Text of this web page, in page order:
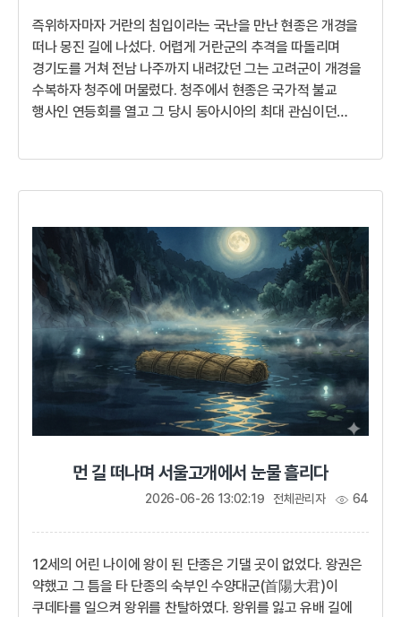
즉위하자마자 거란의 침입이라는 국난을 만난 현종은 개경을
떠나 몽진 길에 나섰다. 어렵게 거란군의 추격을 따돌리며
경기도를 거쳐 전남 나주까지 내려갔던 그는 고려군이 개경을
수복하자 청주에 머물렀다. 청주에서 현종은 국가적 불교
행사인 연등회를 열고 그 당시 동아시아의 최대 관심이던
국난 극복의 의지를 다졌다.고려 국왕의 불심과 하나 된
막히는 피난 길1010년 10월 거란은 40만 대군을 이끌고
고려를 침략해 왔다. 어려서부터 온갖 수난을 겪으면서 왕위에
오른 현종은 왕이 되자마자 거란 침입...
먼 길 떠나며 서울고개에서 눈물 흘리다
전체관리자 64
12세의 어린 나이에 왕이 된 단종은 기댈 곳이 없었다. 왕권은
약했고 그 틈을 타 단종의 숙부인 수양대군(首陽大君)이
쿠데타를 일으켜 왕위를 찬탈하였다. 왕위를 잃고 유배 길에
2026-06-26 13:02:19